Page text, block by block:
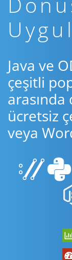
Java ve
çeşitli
ücretsiz
veya